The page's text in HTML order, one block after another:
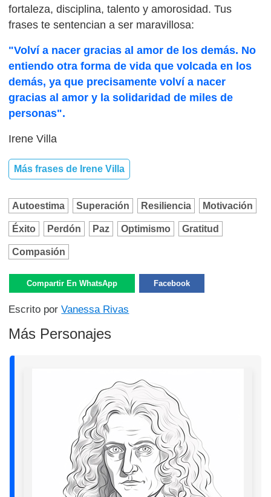
fortaleza, disciplina, talento y amorosidad. Tus
frases te sentencian a ser maravillosa:
"Volví a nacer gracias al amor de los demás. No
entiendo otra forma de vida que volcada en los
demás, ya que precisamente volví a nacer
gracias al amor y la solidaridad de miles de
personas".
Irene Villa
Más frases de Irene Villa
Autoestima Superación Resiliencia Motivación
Éxito Perdón Paz Optimismo Gratitud
Compasión
Compartir En WhatsApp Facebook
Escrito porVanessa Rivas
Más Personajes